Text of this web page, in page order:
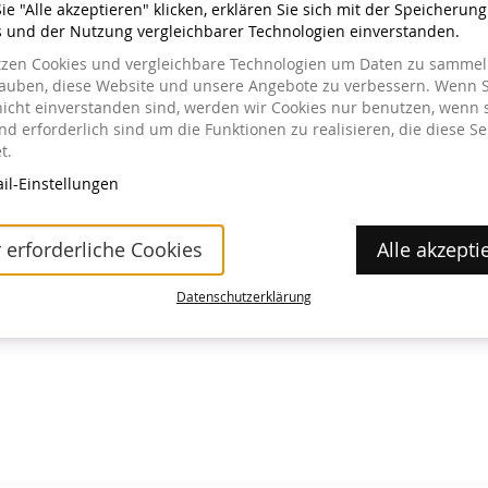
im Museum erhältlich.
"Alle akzeptieren" klicken, erklären Sie sich mit der
und der Nutzung vergleichbarer Technologien einverstanden.
Cookies und vergleichbare Technologien um Daten zu
diese Website und unsere Angebote zu verbessern. Wenn
einverstanden sind, werden wir Cookies nur benutzen, wenn
erforderlich sind um die Funktionen zu realisieren, die diese
Einstellungen
erforderliche Cookies Alle
Datenschutzerklärung